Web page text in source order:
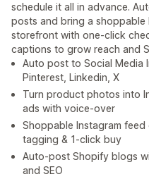
schedule it all in advance.
posts and bring a
storefront with one-click
captions to grow reach and
Auto post to Social Media
Pinterest, Linkedin, X
Turn product photos into
ads with voice-over
Shoppable Instagram
tagging & 1-click buy
Auto-post Shopify blogs
and SEO